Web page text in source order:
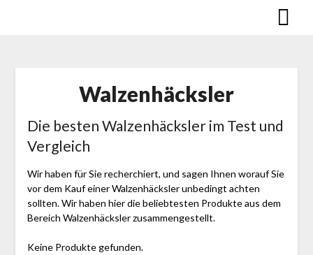
Walzenhäcksler
Die besten Walzenhäcksler im Test und
Vergleich
Wir haben für Sie recherchiert, und sagen Ihnen worauf Sie
vor dem Kauf einer Walzenhäcksler unbedingt achten
sollten. Wir haben hier die beliebtesten Produkte aus dem
Bereich Walzenhäcksler zusammengestellt.
Keine Produkte gefunden.